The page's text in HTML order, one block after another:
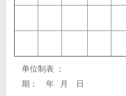
单位制表
期： 年 月 日